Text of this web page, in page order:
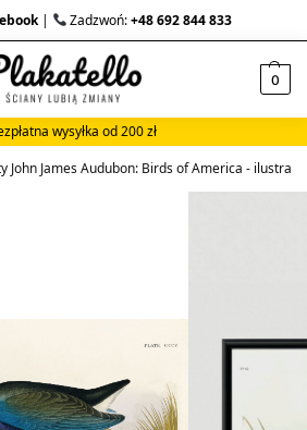
| Zadzwoń:+48 692 844 833
0
wysyłka od 200 zł
John James Audubon: Birds of America -